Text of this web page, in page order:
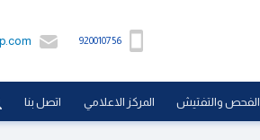
920010756
الفحص والتفتيش المركز الاعلامي اتصل بنا